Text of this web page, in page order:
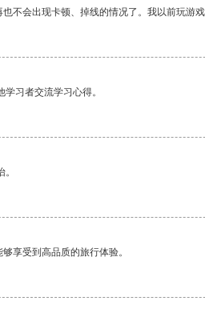
不会出现卡顿、掉线的情况了。我以前玩游
习者交流学习心得。
享受到高品质的旅行体验。